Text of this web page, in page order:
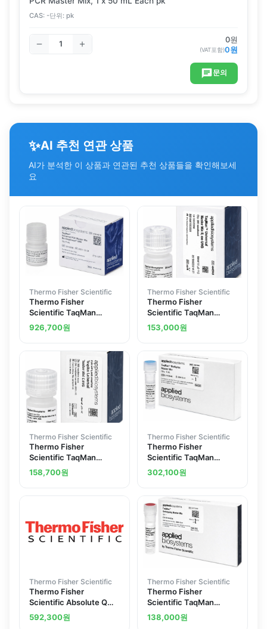
CAS: -단위: pk
0원
(VAT포함)0원
문의
✨AI 추천 연관 상품
AI가 분석한 이 상품과 연관된 추천 상품들을 확인해보세
요
Thermo Fisher Scientific
Thermo Fisher
Scientific TaqMan
Universal PCR Master
Mix no AmpErase UNG 1
926,700원
Thermo Fisher Scientific
Thermo Fisher
Scientific TaqMan
Universal Master Mix II
no UNG 1 x 5 mL
153,000원
Thermo Fisher Scientific
Thermo Fisher
Scientific TaqMan
Universal Master Mix II
with UNG 1 x 5 mL
158,700원
Thermo Fisher Scientific
Thermo Fisher
Scientific TaqMan
Multiplex Master Mix 1
mL
302,100원
Thermo Fisher Scientific
Thermo Fisher
Scientific Absolute Q
Universal DNA Digital
PCR Master Mix 5X
592,300원
Thermo Fisher Scientific
Thermo Fisher
Scientific TaqMan
Genotyping Master Mix
1 x 1 mL
138,000원